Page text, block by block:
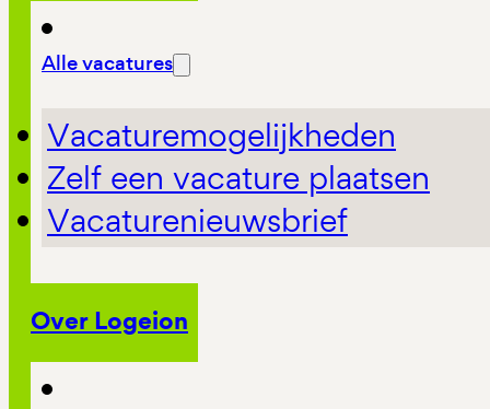
Alle vacatures
Vacaturemogelijkheden
Zelf een vacature plaatsen
Vacaturenieuwsbrief
Over Logeion